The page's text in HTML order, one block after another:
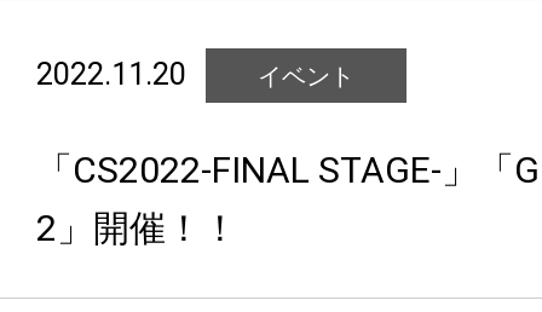
2022.11.20 イベント
「CS2022-FINAL STAGE-」「
2」開催！！